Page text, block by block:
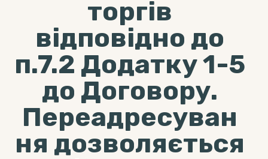
торгів
відповідно до
п.7.2 Додатку 1-5
до Договору.
Переадресуван
ня дозволяється